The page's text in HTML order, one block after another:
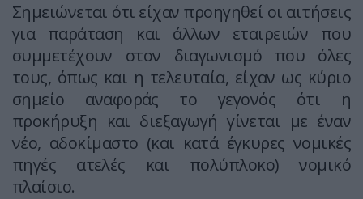
Σημειώνεται ότι είχαν προηγηθεί οι αιτήσεις
για παράταση και άλλων εταιρειών που
συμμετέχουν στον διαγωνισμό που όλες
τους, όπως και η τελευταία, είχαν ως κύριο
σημείο αναφοράς το γεγονός ότι η
προκήρυξη και διεξαγωγή γίνεται με έναν
νέο, αδοκίμαστο (και κατά έγκυρες νομικές
πηγές ατελές και πολύπλοκο) νομικό
πλαίσιο.